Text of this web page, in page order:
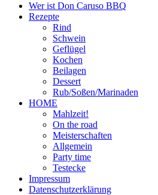
Wer ist Don Caruso BBQ
Rezepte
Rind
Schwein
Geflügel
Kochen
Beilagen
Dessert
Rub/Soßen/Marinaden
HOME
Mahlzeit!
On the road
Meisterschaften
Allgemein
Party time
Testecke
Impressum
Datenschutzerklärung